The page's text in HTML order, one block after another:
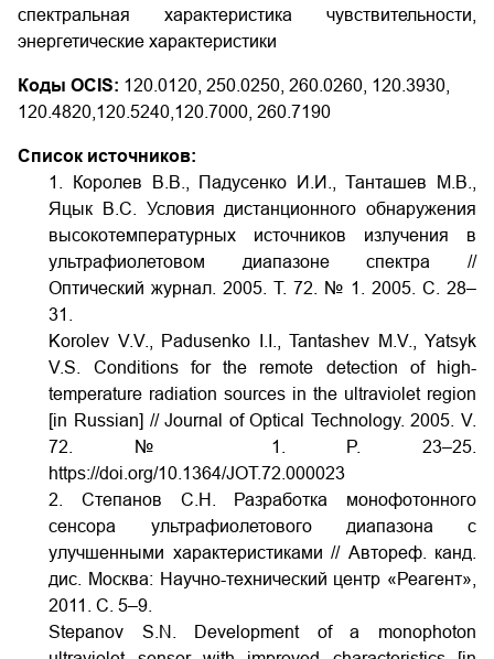
спектральная характеристика чувствительности,
энергетические характеристики
Коды OCIS: 120.0120, 250.0250, 260.0260, 120.3930,
120.4820,120.5240,120.7000, 260.7190
Список источников:
1. Королев В.В., Падусенко И.И., Танташев М.В.,
Яцык В.С. Условия дистанционного обнаружения
высокотемпературных источников излучения в
ультрафиолетовом диапазоне спектра //
Оптический журнал. 2005. Т. 72. № 1. 2005. С. 28–
31.
Korolev V.V., Padusenko I.I., Tantashev M.V., Yatsyk
V.S. Conditions for the remote detection of high-
temperature radiation sources in the ultraviolet region
[in Russian] // Journal of Optical Technology. 2005. V.
72. № 1. P. 23–25.
https://doi.org/10.1364/JOT.72.000023
2. Степанов С.Н. Разработка монофотонного
сенсора ультрафиолетового диапазона с
улучшенными характеристиками // Автореф. канд.
дис. Москва: Научно-технический центр «Реагент»,
2011. С. 5–9.
Stepanov S.N. Development of a monophoton